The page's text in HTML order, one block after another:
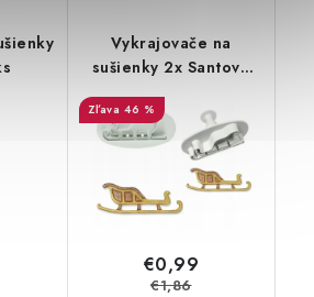
Vykrajovače na
sušienky 2x Santove
sane
46 %
€0,99
€1,86